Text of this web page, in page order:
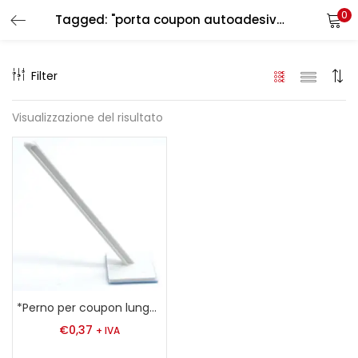
Tagged: "porta coupon autoadesivo lungo" 0
Filter
Visualizzazione del risultato
*Perno per coupon lungo 80 mm
€0,37 + IVA
LOGIN REGISTER
Enter your username and password to login.
Remember me